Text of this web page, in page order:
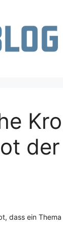
der
dass ein